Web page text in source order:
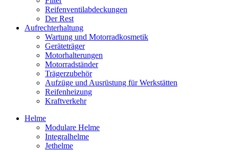
Reifenventilabdeckungen
Der Rest
Aufrechterhaltung
Wartung und Motorradkosmetik
Geräteträger
Motorhalterungen
Motorradständer
Trägerzubehör
Aufzüge und Ausrüstung für Werkstätten
Reifenheizung
Kraftverkehr
Helme
Modulare Helme
Integralhelme
Jethelme